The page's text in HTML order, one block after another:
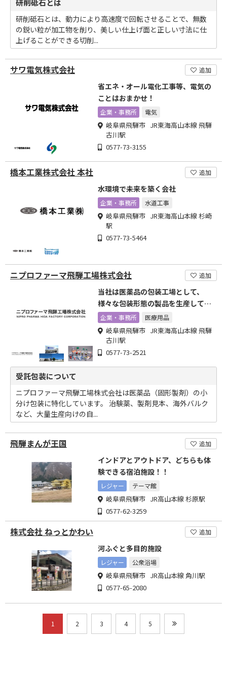
研削砥石とは、動力により高速度で回転させることで、無数
の鋭い粒が加工物を削り、美しい仕上げ面と正しい寸法に仕
上げることができる切削...
サワ電気株式会社 追加
省エネ・オール電化工事等、電気の
ことはおまかせ！
企業・事務所 電気
岐阜県飛騨市 JR東海高山本線 飛騨
古川駅
0577-73-3155
橋本工業株式会社 本社 追加
水環境で未来を築く会社
企業・事務所 水道工事
岐阜県飛騨市 JR東海高山本線 杉崎
駅
0577-73-5464
ニプロファーマ飛騨工場株式会社 追加
当社は医薬品の包装工場として、
様々な包装形態の製品を生産してい
ます
企業・事務所 医療用品
岐阜県飛騨市 JR東海高山本線 飛騨
古川駅
0577-73-2521
受託包装について
ニプロファーマ飛騨工場株式会社は医薬品（固形製剤）の小
分け包装に特化しています。 治験薬、製剤見本、海外バルク
など、大量生産向けの自...
飛騨まんが王国 追加
インドアとアウトドア、どちらも体
験できる宿泊施設！！
レジャー テーマ館
岐阜県飛騨市 JR高山本線 杉原駅
0577-62-3259
株式会社 ねっとかわい 追加
河ふぐと多目的施設
レジャー 公衆浴場
岐阜県飛騨市 JR高山本線 角川駅
0577-65-2080
1 2 3 4 5